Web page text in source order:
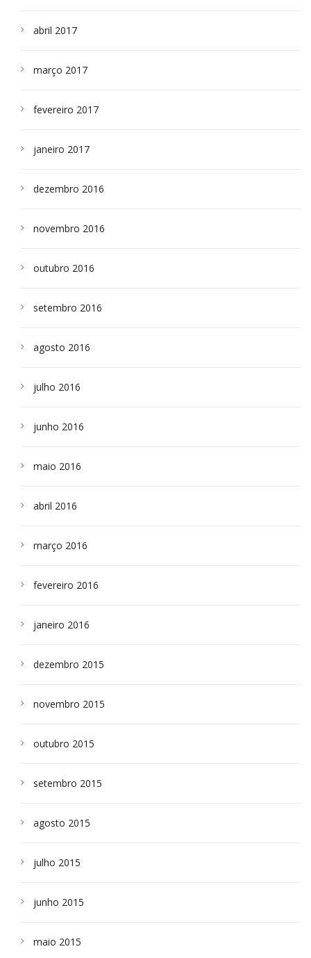
abril 2017
março 2017
fevereiro 2017
janeiro 2017
dezembro 2016
novembro 2016
outubro 2016
setembro 2016
agosto 2016
julho 2016
junho 2016
maio 2016
abril 2016
março 2016
fevereiro 2016
janeiro 2016
dezembro 2015
novembro 2015
outubro 2015
setembro 2015
agosto 2015
julho 2015
junho 2015
maio 2015